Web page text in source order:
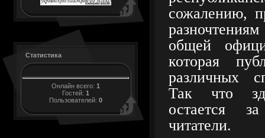
Статистика
Онлайн всего: 1
Гостей: 1
Пользователей: 0
сожалению,
общей
которая
различных
Так что
остается
читатели.